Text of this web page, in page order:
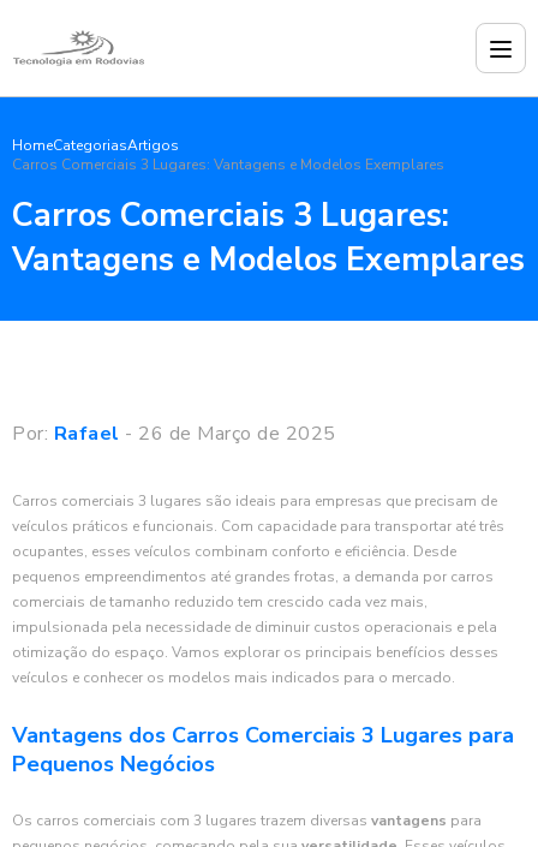
HomeCategoriasArtigos
Carros Comerciais 3 Lugares: Vantagens e Modelos Exemplares
Carros Comerciais 3 Lugares:
Vantagens e Modelos Exemplares
Por: Rafael - 26 de Março de 2025
Carros comerciais 3 lugares são ideais para empresas que precisam de
veículos práticos e funcionais. Com capacidade para transportar até três
ocupantes, esses veículos combinam conforto e eficiência. Desde
pequenos empreendimentos até grandes frotas, a demanda por carros
comerciais de tamanho reduzido tem crescido cada vez mais,
impulsionada pela necessidade de diminuir custos operacionais e pela
otimização do espaço. Vamos explorar os principais benefícios desses
veículos e conhecer os modelos mais indicados para o mercado.
Vantagens dos Carros Comerciais 3 Lugares para
Pequenos Negócios
Os carros comerciais com 3 lugares trazem diversas vantagens para